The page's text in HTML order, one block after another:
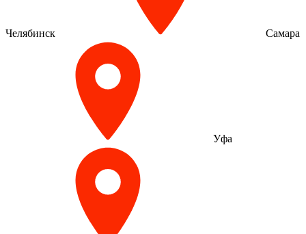
Челябинск Самара
Уфа